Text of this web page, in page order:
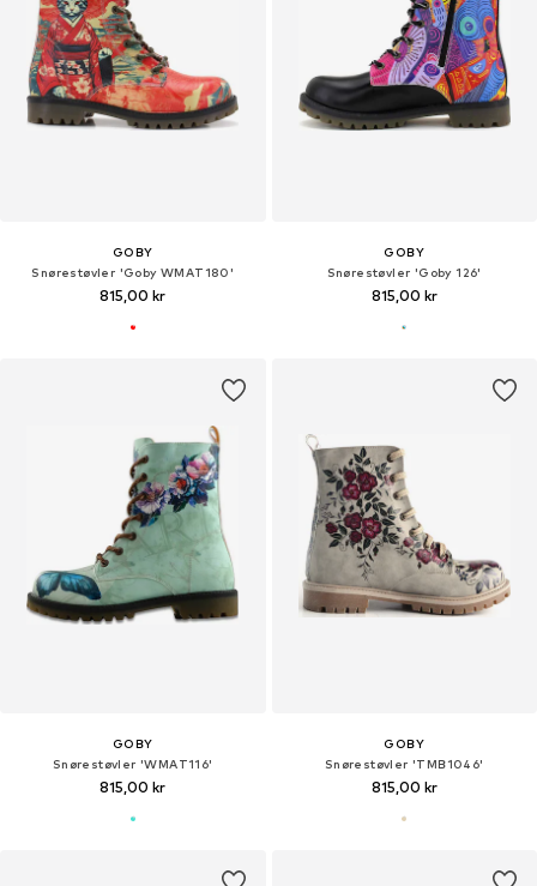
GOBY
Snørestøvler 'Goby WMAT180'
815,00 kr
GOBY
Snørestøvler 'Goby 126'
815,00 kr
GOBY
Snørestøvler 'WMAT116'
815,00 kr
GOBY
Snørestøvler 'TMB1046'
815,00 kr